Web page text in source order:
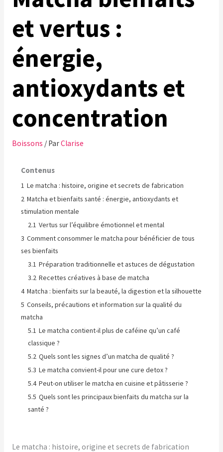
et vertus :
énergie,
antioxydants et
concentration
Boissons / ParClarise
Contenus
1 Le matcha : histoire, origine et secrets de fabrication
2 Matcha et bienfaits santé : énergie, antioxydants et
stimulation mentale
2.1 Vertus sur l’équilibre émotionnel et mental
3 Comment consommer le matcha pour bénéficier de tous
ses bienfaits
3.1 Préparation traditionnelle et astuces de dégustation
3.2 Recettes créatives à base de matcha
4 Matcha : bienfaits sur la beauté, la digestion et la silhouette
5 Conseils, précautions et information sur la qualité du
matcha
5.1 Le matcha contient-il plus de caféine qu’un café
classique ?
5.2 Quels sont les signes d’un matcha de qualité ?
5.3 Le matcha convient-il pour une cure detox ?
5.4 Peut-on utiliser le matcha en cuisine et pâtisserie ?
5.5 Quels sont les principaux bienfaits du matcha sur la
santé ?
Le matcha : histoire, origine et secrets de fabrication